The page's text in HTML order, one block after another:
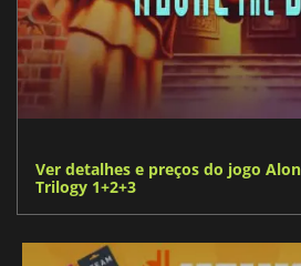
Ver detalhes e preços do jogo
Trilogy 1+2+3